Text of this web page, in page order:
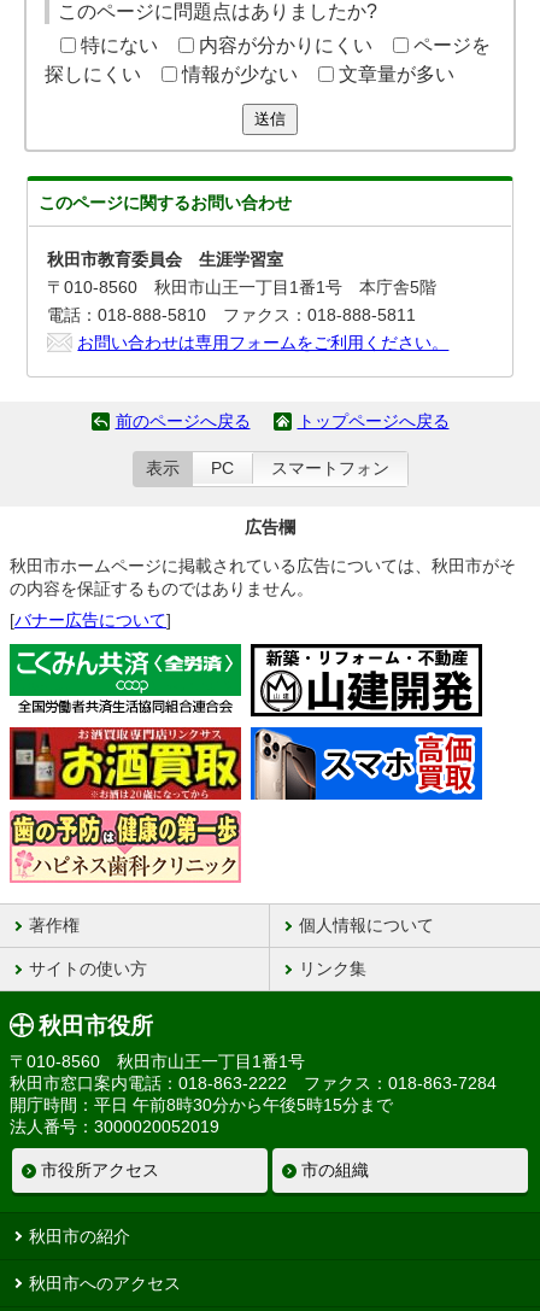
このページに問題点はありましたか?
特にない
内容が分かりにくい
ページを
探しにくい
情報が少ない 文章量が多い
送信
このページに関するお問い合わせ
秋田市教育委員会 生涯学習室
〒010-8560 秋田市山王一丁目1番1号 本庁舎5階
電話：018-888-5810 ファクス：018-888-5811
お問い合わせは専用フォームをご利用ください。
前のページへ戻る トップページへ戻る
表示 PC スマートフォン
広告欄
秋田市ホームページに掲載されている広告については、秋田市がそ
の内容を保証するものではありません。
[バナー広告について]
著作権 個人情報について
サイトの使い方 リンク集
秋田市役所
〒010-8560 秋田市山王一丁目1番1号
秋田市窓口案内電話：018-863-2222 ファクス：018-863-7284
開庁時間：平日 午前8時30分から午後5時15分まで
法人番号：3000020052019
市役所アクセス 市の組織
秋田市の紹介
秋田市へのアクセス